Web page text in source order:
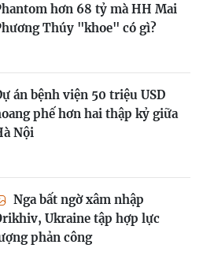
hơn 68 tỷ mà HH Mai
Thúy "khoe" có gì?
án bệnh viện 50 triệu USD
phế hơn hai thập kỷ giữa
Nội
Nga bất ngờ xâm nhập
Ukraine tập hợp lực
phản công